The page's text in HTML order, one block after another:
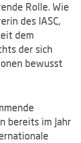
Rolle. Wie
des IASC,
dem
der sich
bewusst
bereits im Jahr